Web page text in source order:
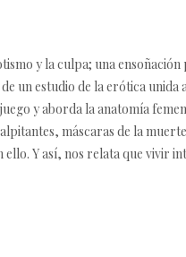
y la culpa; una
un estudio de la erótica unida
y aborda la anatomía
máscaras de la
Y así, nos relata que vivir